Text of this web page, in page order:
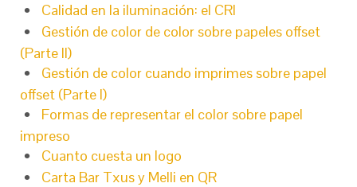
Calidad en la iluminación: el CRI
Gestión de color de color sobre papeles offset
(Parte II)
Gestión de color cuando imprimes sobre papel
offset (Parte I)
Formas de representar el color sobre papel
impreso
Cuanto cuesta un logo
Carta Bar Txus y Melli en QR